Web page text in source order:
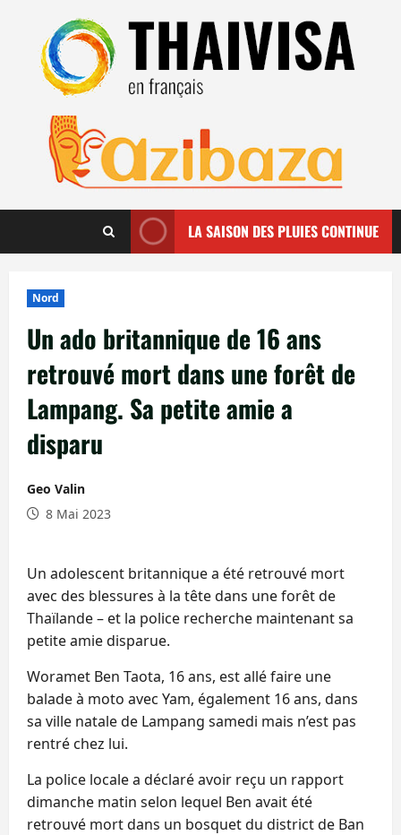
contenu
LA SAISON DES PLUIES CONTINUE
Nord
Un ado britannique de 16 ans
retrouvé mort dans une forêt de
Lampang. Sa petite amie a
disparu
Geo Valin
8 Mai 2023
Un adolescent britannique a été retrouvé mort
avec des blessures à la tête dans une forêt de
Thaïlande – et la police recherche maintenant sa
petite amie disparue.
Woramet Ben Taota, 16 ans, est allé faire une
balade à moto avec Yam, également 16 ans, dans
sa ville natale de Lampang samedi mais n’est pas
rentré chez lui.
La police locale a déclaré avoir reçu un rapport
dimanche matin selon lequel Ben avait été
retrouvé mort dans un bosquet du district de Ban